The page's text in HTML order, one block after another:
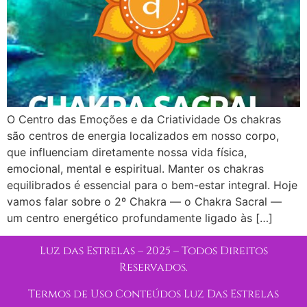
O Centro das Emoções e da Criatividade Os chakras
são centros de energia localizados em nosso corpo,
que influenciam diretamente nossa vida física,
emocional, mental e espiritual. Manter os chakras
equilibrados é essencial para o bem-estar integral. Hoje
vamos falar sobre o 2º Chakra — o Chakra Sacral —
um centro energético profundamente ligado às […]
Luz das Estrelas – 2025 – Todos Direitos
Reservados.
Termos de Uso Conteúdos Luz Das Estrelas